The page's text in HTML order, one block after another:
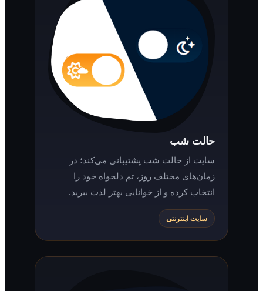
حالت شب
سایت از حالت شب پشتیبانی می‌کند؛ در
زمان‌های مختلف روز، تم دلخواه خود را
انتخاب کرده و از خوانایی بهتر لذت ببرید.
سایت اینترنتی